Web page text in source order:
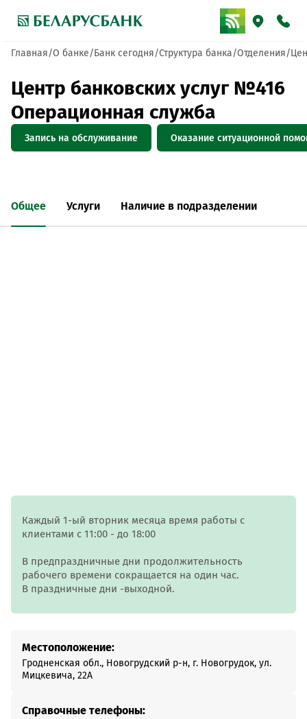
Главная О банке Банк сегодня Структура банка Отделения
Центр банковских услуг №416
Операционная служба
Запись на обслуживание Оказание ситуационной
Общее Услуги Наличие в подразделении
Каждый 1-ый вторник месяца время работы с
клиентами с 11:00 - до 18:00
В предпраздничные дни продолжительность
рабочего времени сокращается на один час.
В праздничные дни -выходной.
Местоположение:
Гродненская обл., Новогрудский р-н, г. Новогрудок, ул.
Мицкевича, 22А
Справочные телефоны: